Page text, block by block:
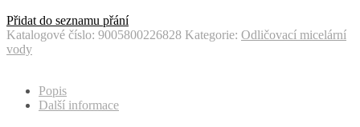
Přidat do seznamu přání
Katalogové číslo: 9005800226828 Kategorie: Odličovací micelární
vody
Popis
Další informace